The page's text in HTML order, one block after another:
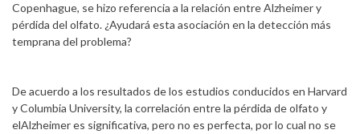
Copenhague, se hizo referencia a la relación entre Alzheimer y
pérdida del olfato. ¿Ayudará esta asociación en la detección más
temprana del problema?
De acuerdo a los resultados de los estudios conducidos en Harvard
y Columbia University, la correlación entre la pérdida de olfato y
elAlzheimer es significativa, pero no es perfecta, por lo cual no se